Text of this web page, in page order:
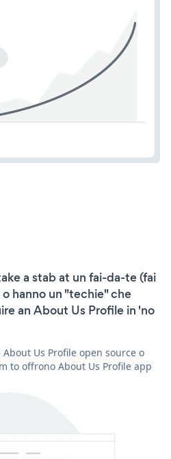
a stab at un fai-da-te (fai
hanno un "techie" che
an About Us Profile in 'no
Us Profile open source o
to offrono About Us Profile app